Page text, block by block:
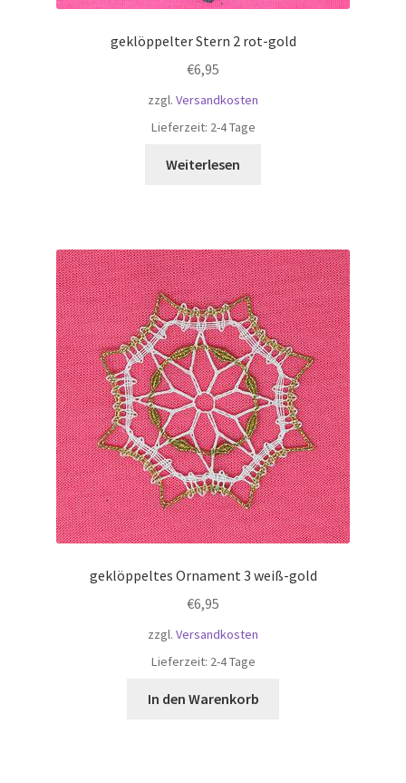
geklöppelter Stern 2 rot-gold
€6,95
zzgl. Versandkosten
Lieferzeit: 2-4 Tage
Weiterlesen
geklöppeltes Ornament 3 weiß-gold
€6,95
zzgl. Versandkosten
Lieferzeit: 2-4 Tage
In den Warenkorb